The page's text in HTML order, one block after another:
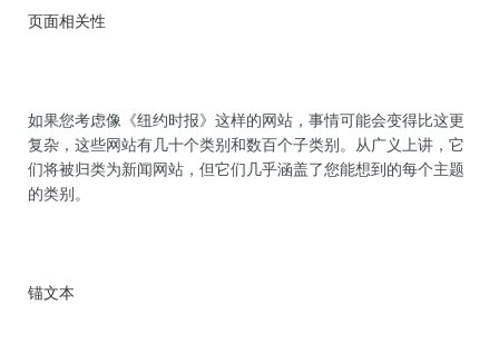
页面相关性
如果您考虑像《纽约时报》这样的网站，事情可能会变得比这更
复杂，这些网站有几十个类别和数百个子类别。从广义上讲，它
们将被归类为新闻网站，但它们几乎涵盖了您能想到的每个主题
的类别。
锚文本